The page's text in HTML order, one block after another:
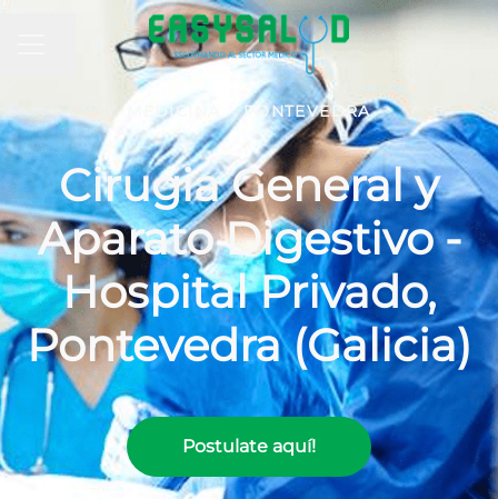
MENÚ DE EMPLEO
Compartir página
MEDICINA · PONTEVEDRA
Cirugia General y
Aparato Digestivo -
Hospital Privado,
Pontevedra (Galicia)
Postulate aquí!